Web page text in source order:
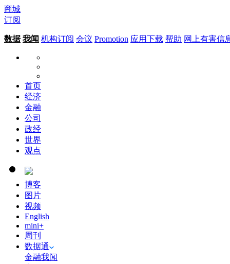
商城
订阅
数据 我闻 机构订阅 会议 Promotion 应用下载 帮助 网上有害信
首页
经济
金融
公司
政经
世界
观点
博客
图片
视频
English
mini+
周刊
数据通
金融我闻